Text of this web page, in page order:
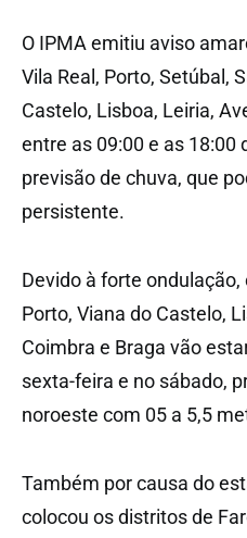
O IPMA emitiu aviso
Vila Real, Porto, Setúbal,
Castelo, Lisboa, Leiria,
entre as 09:00 e as 18:00
previsão de chuva, que
persistente.
Devido à forte
Porto, Viana do Castelo,
Coimbra e Braga vão
sexta-feira e no sábado,
noroeste com 05 a 5,5
Também por causa do
colocou os distritos de